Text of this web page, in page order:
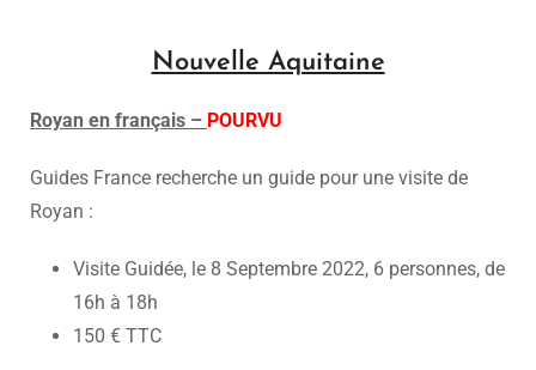
Nouvelle Aquitaine
Royan en français – POURVU
Guides France recherche un guide pour une visite de
Royan :
Visite Guidée, le 8 Septembre 2022, 6 personnes, de
16h à 18h
150 € TTC